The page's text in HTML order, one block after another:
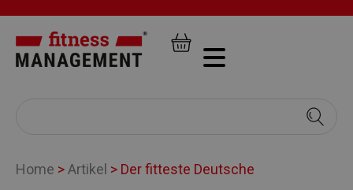
Home >Artikel > Der fitteste Deutsche